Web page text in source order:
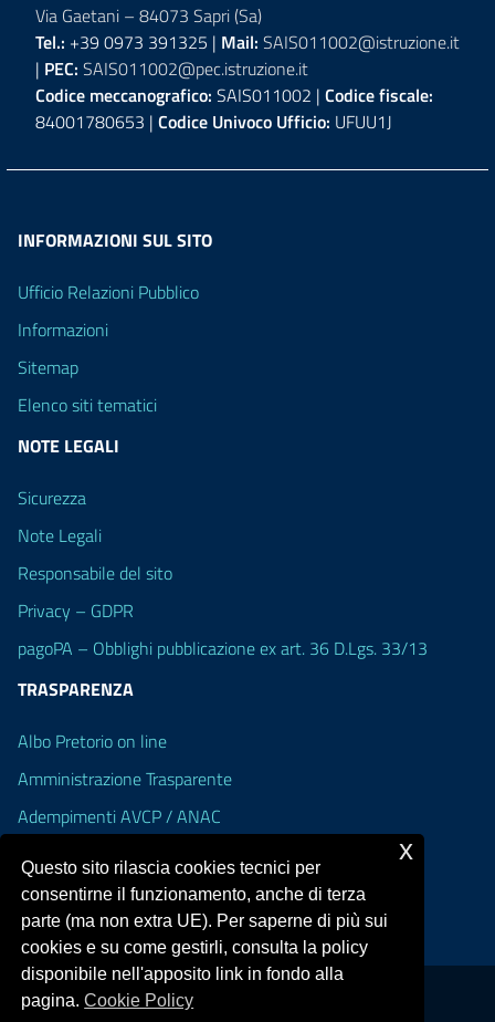
Via Gaetani – 84073 Sapri (Sa)
Tel.: +39 0973 391325 | Mail: SAIS011002@istruzione.it
| PEC: SAIS011002@pec.istruzione.it
Codice meccanografico: SAIS011002 | Codice fiscale:
84001780653 | Codice Univoco Ufficio: UFUU1J
INFORMAZIONI SUL SITO
Ufficio Relazioni Pubblico
Informazioni
Sitemap
Elenco siti tematici
NOTE LEGALI
Sicurezza
Note Legali
Responsabile del sito
Privacy – GDPR
pagoPA – Obblighi pubblicazione ex art. 36 D.Lgs. 33/13
TRASPARENZA
Albo Pretorio on line
Amministrazione Trasparente
Adempimenti AVCP / ANAC
Dichiarazione di accessibilità
Portale realizzato con la piattaforma
Questo sito rilascia cookies tecnici per
consentirne il funzionamento, anche di terza
parte (ma non extra UE). Per saperne di più sui
cookies e su come gestirli, consulta la policy
disponibile nell'apposito link in fondo alla
pagina.Cookie Policy
x